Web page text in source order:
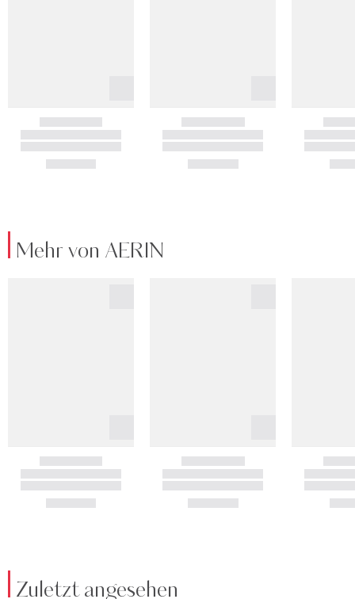
Mehr von AERIN
Zuletzt angesehen